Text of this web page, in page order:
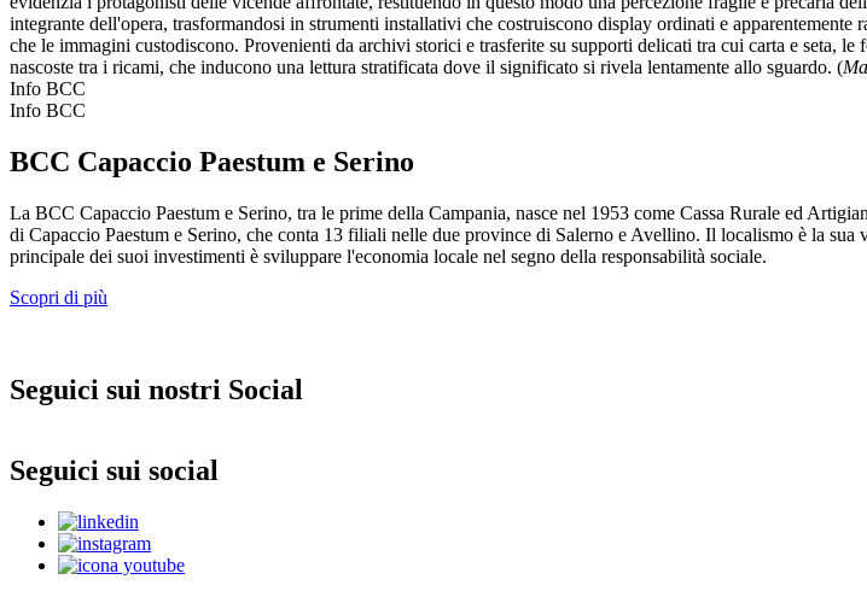
integrante dell'opera, trasformandosi in strumenti installativi che costruiscono display ordinati e
che le immagini custodiscono. Provenienti da archivi storici e trasferite su supporti delicati tra cui carta e seta,
nascoste tra i ricami, che inducono una lettura stratificata dove il significato si rivela lentamente allo sguardo. (
Info BCC
Info BCC
BCC Capaccio Paestum e Serino
La BCC Capaccio Paestum e Serino, tra le prime della Campania, nasce nel 1953 come Cassa Rurale ed
di Capaccio Paestum e Serino, che conta 13 filiali nelle due province di Salerno e Avellino. Il localismo è la
principale dei suoi investimenti è sviluppare l'economia locale nel segno della responsabilità sociale.
Scopri di più
Seguici sui nostri Social
Seguici sui social